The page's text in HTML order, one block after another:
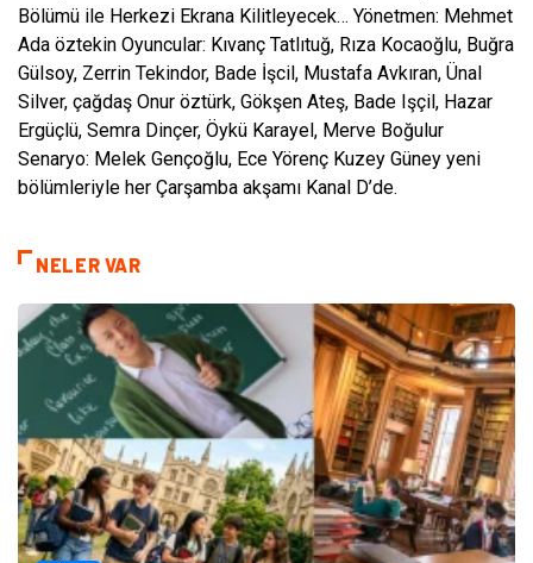
Bölümü ile Herkezi Ekrana Kilitleyecek… Yönetmen: Mehmet
Ada öztekin Oyuncular: Kıvanç Tatlıtuğ, Rıza Kocaoğlu, Buğra
Gülsoy, Zerrin Tekindor, Bade İşcil, Mustafa Avkıran, Ünal
Silver, çağdaş Onur öztürk, Gökşen Ateş, Bade Işçil, Hazar
Ergüçlü, Semra Dinçer, Öykü Karayel, Merve Boğulur
Senaryo: Melek Gençoğlu, Ece Yörenç Kuzey Güney yeni
bölümleriyle her Çarşamba akşamı Kanal D’de.
NELER VAR